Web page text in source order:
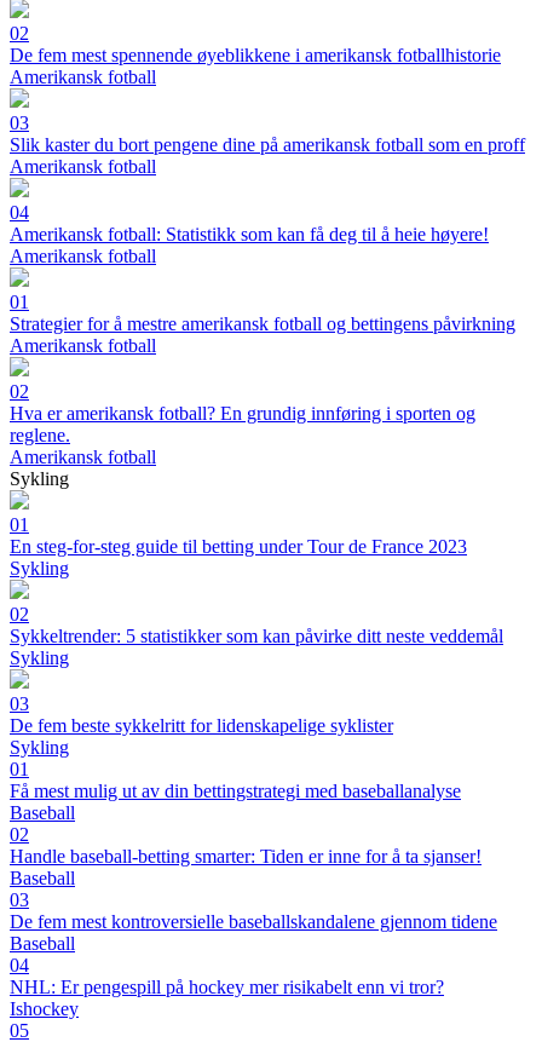
02
De fem mest spennende øyeblikkene i amerikansk fotballhistorie
Amerikansk fotball
03
Slik kaster du bort pengene dine på amerikansk fotball som en proff
Amerikansk fotball
04
Amerikansk fotball: Statistikk som kan få deg til å heie høyere!
Amerikansk fotball
01
Strategier for å mestre amerikansk fotball og bettingens påvirkning
Amerikansk fotball
02
Hva er amerikansk fotball? En grundig innføring i sporten og
reglene.
Amerikansk fotball
Sykling
01
En steg-for-steg guide til betting under Tour de France 2023
Sykling
02
Sykkeltrender: 5 statistikker som kan påvirke ditt neste veddemål
Sykling
03
De fem beste sykkelritt for lidenskapelige syklister
Sykling
01
Få mest mulig ut av din bettingstrategi med baseballanalyse
Baseball
02
Handle baseball-betting smarter: Tiden er inne for å ta sjanser!
Baseball
03
De fem mest kontroversielle baseballskandalene gjennom tidene
Baseball
04
NHL: Er pengespill på hockey mer risikabelt enn vi tror?
Ishockey
05